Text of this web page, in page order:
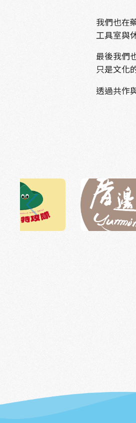
我們也在
工具室與
最後我們
只是文化
透過共作